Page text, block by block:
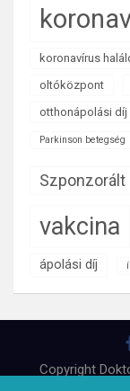
koronavírus
oltóközpont
otthonápolási díj
Parkinson betegség
Szponzorált
vakcina
ápolási díj
Copyright